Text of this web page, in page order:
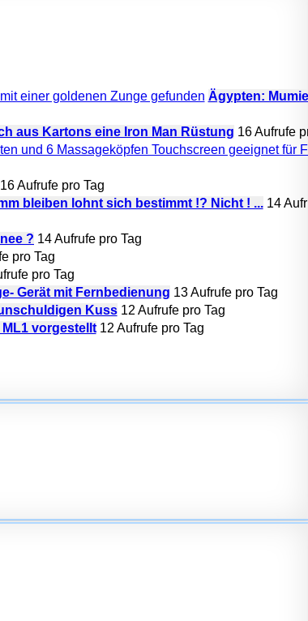
Ägypten:
aus Kartons eine Iron Man Rüstung 16 Aufrufe
16 Aufrufe pro Tag
bleiben lohnt sich bestimmt !? Nicht ! ... 14
? 14 Aufrufe pro Tag
pro Tag
pro Tag
Gerät mit Fernbedienung 13 Aufrufe pro Tag
Kuss 12 Aufrufe pro Tag
vorgestellt 12 Aufrufe pro Tag